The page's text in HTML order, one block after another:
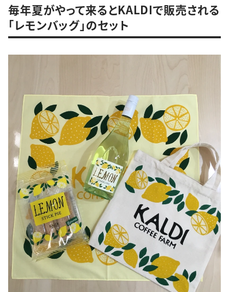
毎年夏がやって来るとKALDIで販売される
「レモンバッグ」のセット